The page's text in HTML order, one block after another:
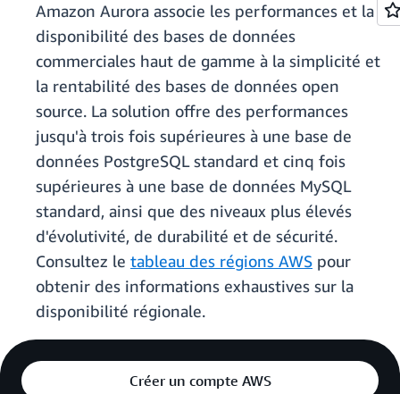
Amazon Aurora associe les performances et la
disponibilité des bases de données
commerciales haut de gamme à la simplicité et
la rentabilité des bases de données open
source. La solution offre des performances
jusqu'à trois fois supérieures à une base de
données PostgreSQL standard et cinq fois
supérieures à une base de données MySQL
standard, ainsi que des niveaux plus élevés
d'évolutivité, de durabilité et de sécurité.
Consultez le tableau des régions AWS pour
obtenir des informations exhaustives sur la
disponibilité régionale.
Créer un compte AWS